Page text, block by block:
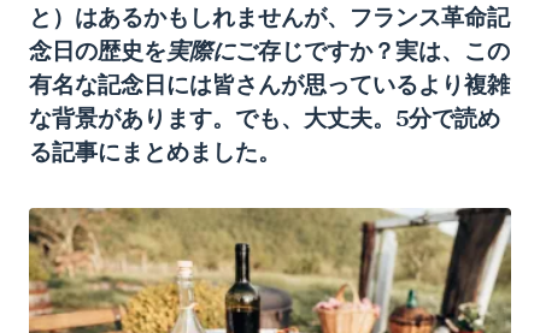
と）はあるかもしれませんが、フランス革命記
念日の歴史を実際にご存じですか？実は、この
有名な記念日には皆さんが思っているより複雑
な背景があります。でも、大丈夫。5分で読め
る記事にまとめました。